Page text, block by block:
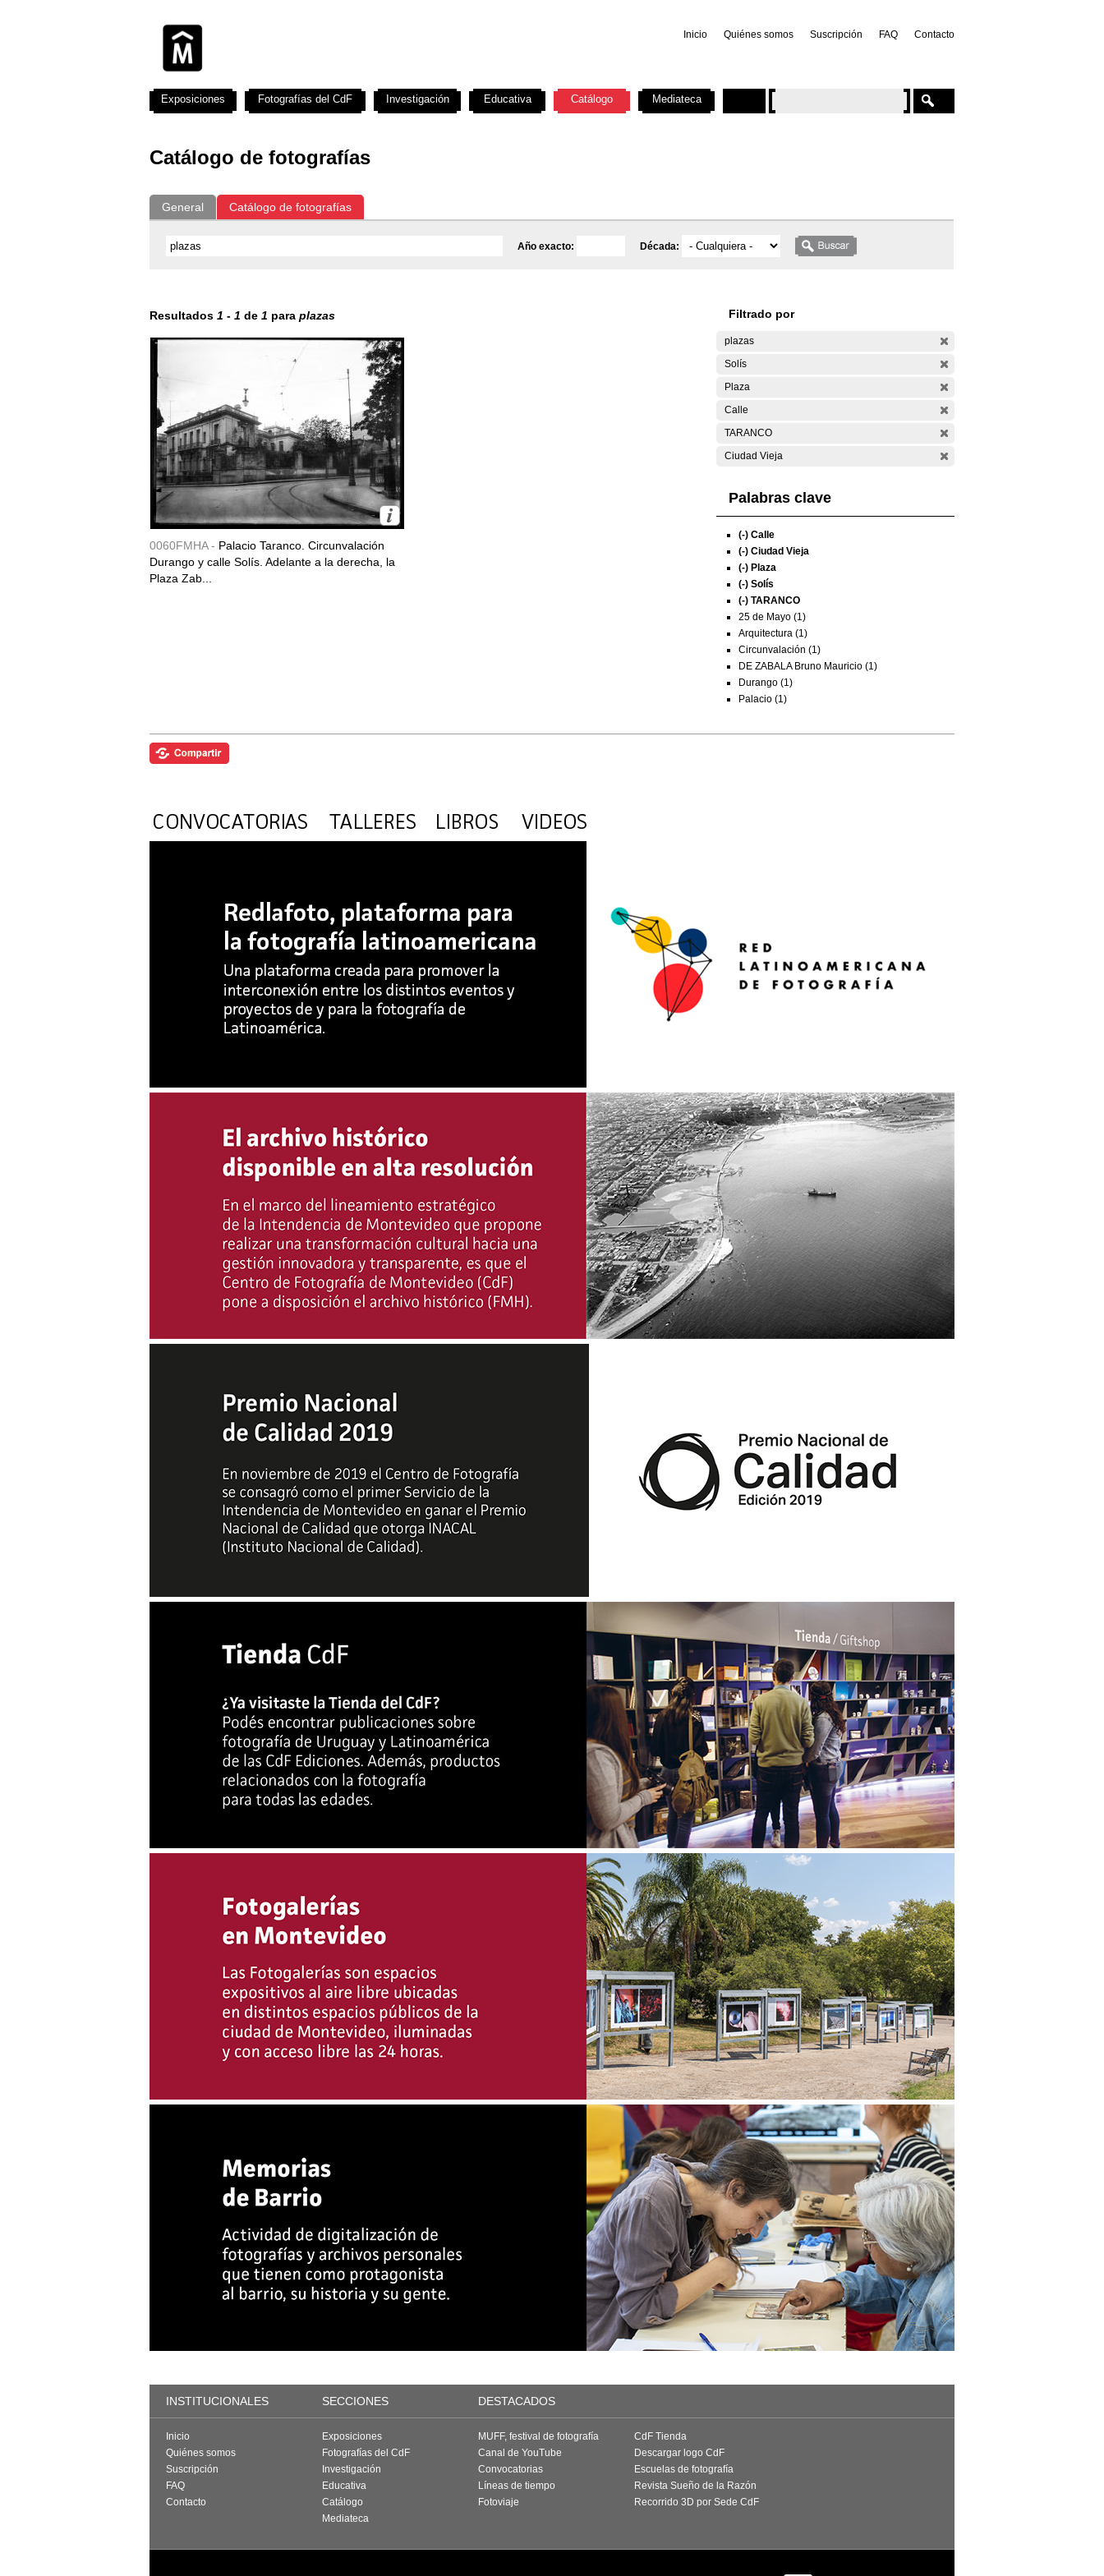
Inicio Quiénes somos Suscripción FAQ Contacto
Catálogo de fotografías
General Catálogo de fotografías
Año exacto: Década:
Resultados 1 - 1 de 1 para plazas
0060FMHA - Palacio Taranco. Circunvalación
Durango y calle Solís. Adelante a la derecha, la
Plaza Zab...
Filtrado por
plazas
Solís
Plaza
Calle
TARANCO
Ciudad Vieja
Palabras clave
(-) Calle
(-) Ciudad Vieja
(-) Plaza
(-) Solís
(-) TARANCO
25 de Mayo (1)
Arquitectura (1)
Circunvalación (1)
DE ZABALA Bruno Mauricio (1)
Durango (1)
Palacio (1)
Exposiciones Fotografías del CdF Investigación Educativa Catálogo Mediateca
INSTITUCIONALES SECCIONES DESTACADOS
Inicio
Quiénes somos
Suscripción
FAQ
Contacto
Exposiciones
Fotografías del CdF
Investigación
Educativa
Catálogo
Mediateca
MUFF, festival de fotografía
Canal de YouTube
Convocatorias
Líneas de tiempo
Fotoviaje
CdF Tienda
Descargar logo CdF
Escuelas de fotografía
Revista Sueño de la Razón
Recorrido 3D por Sede CdF